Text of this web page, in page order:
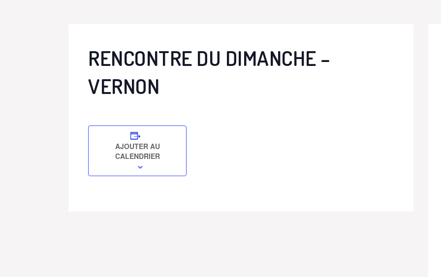
RENCONTRE DU DIMANCHE –
VERNON
AJOUTER AU
CALENDRIER